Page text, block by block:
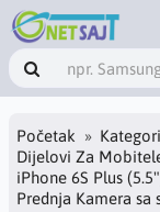
Početak
Dijelovi Za
iPhone 6S Plus
Prednja Kamera sa